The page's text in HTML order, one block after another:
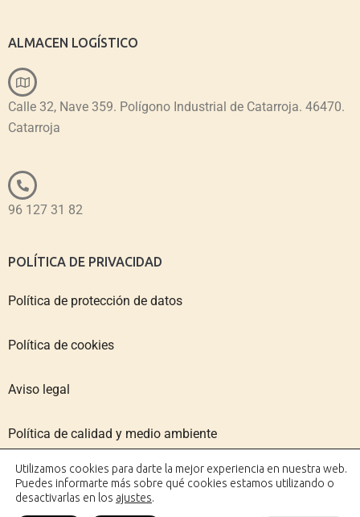
ALMACEN LOGÍSTICO
Calle 32, Nave 359. Polígono Industrial de Catarroja. 46470.
Catarroja
96 127 31 82
POLÍTICA DE PRIVACIDAD
Política de protección de datos
Política de cookies
Aviso legal
Política de calidad y medio ambiente
Utilizamos cookies para darte la mejor experiencia en nuestra web.
Puedes informarte más sobre qué cookies estamos utilizando o
desactivarlas en los ajustes.